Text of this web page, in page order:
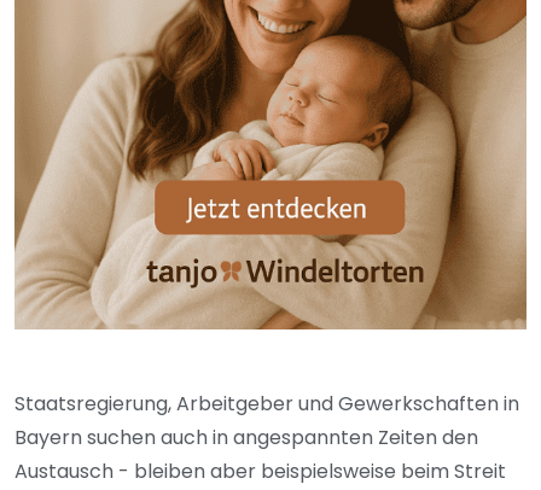
Staatsregierung, Arbeitgeber und Gewerkschaften in
Bayern suchen auch in angespannten Zeiten den
Austausch - bleiben aber beispielsweise beim Streit